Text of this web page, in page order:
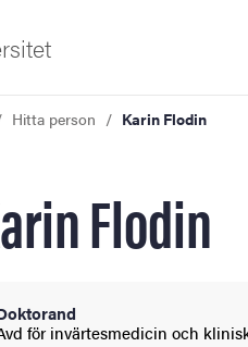
Hitta person Karin Flodin
Flodin
för invärtesmedicin och